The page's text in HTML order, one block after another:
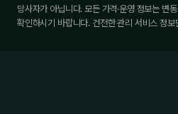
당사자가 아닙니다. 모든 가격·운영 정보는 변
확인하시기 바랍니다. 건전한 관리 서비스 정보